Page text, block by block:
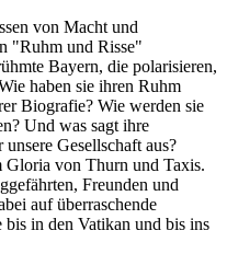
von Macht und
"Ruhm und Risse"
Bayern, die polarisieren,
haben sie ihren Ruhm
Biografie? Wie werden sie
Und was sagt ihre
Gesellschaft aus?
Gloria von Thurn und Taxis.
Freunden und
auf überraschende
bis in den Vatikan und bis ins